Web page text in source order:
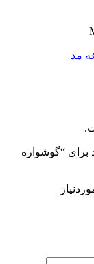
مد
برای “گوشواره